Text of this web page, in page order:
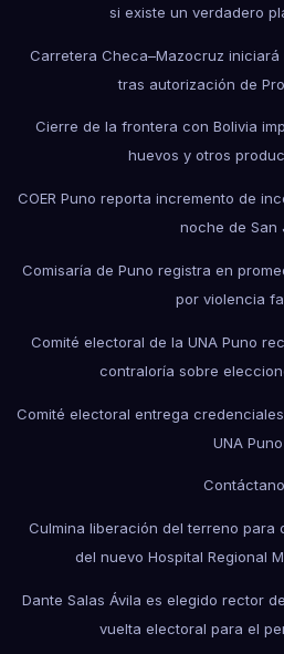
si existe un verdadero
Carretera Checa–Mazocruz
tras autorización de
Cierre de la frontera con Bolivia
huevos y otros
COER Puno reporta incremento de
noche de San
Comisaría de Puno registra en
por violencia
Comité electoral de la UNA Puno
contraloría sobre
Comité electoral entrega
UNA Puno
Culmina liberación del terreno para
del nuevo Hospital Regional
Dante Salas Ávila es elegido rector
vuelta electoral para el